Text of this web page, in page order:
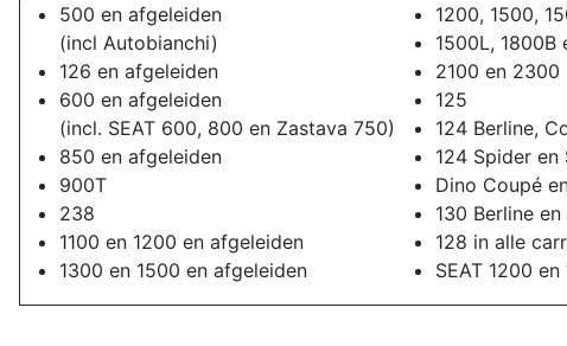
500 en afgeleiden
(incl Autobianchi)
126 en afgeleiden
600 en afgeleiden
(incl. SEAT 600, 800 en Zastava 750)
850 en afgeleiden
900T
238
1100 en 1200 en afgeleiden
1300 en 1500 en afgeleiden
1200, 1500,
1500L, 1800B
2100 en 2300
125
124 Berline,
124 Spider
Dino Coupé
130 Berline
128 in alle
SEAT 1200